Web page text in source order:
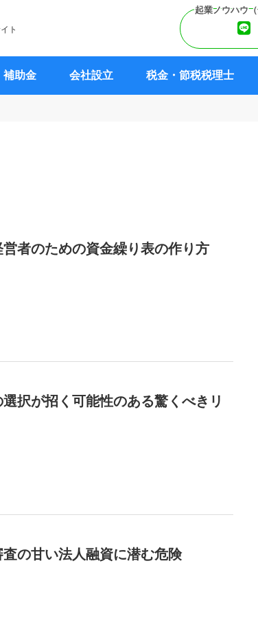
ト
補助金 会社設立 税金・節税税理士
営者のための資金繰り表の作り方
択が招く可能性のある驚くべきリ
の甘い法人融資に潜む危険